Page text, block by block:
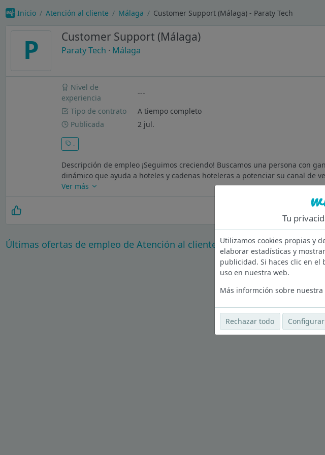
Inicio Atención al cliente Málaga Customer Support (Málaga) - Paraty Tech
P Customer Support (Málaga)
Paraty Tech · Málaga
Nivel de
experiencia
---
Tipo de contrato
A tiempo completo
Publicada
2 jul.
.
Descripción de empleo ¡Seguimos creciendo! Buscamos una persona con
dinámico que ayuda a hoteles y cadenas hoteleras a potenciar su canal de
Ver más
Últimas ofertas de empleo de Atención al cliente en Málaga
Ver más ofertas
Tu
Utilizamos cookies propias y
elaborar estadísticas y
publicidad. Si haces clic en el
uso en nuestra web.
Más informción sobre nuestra
Rechazar todo Configurar